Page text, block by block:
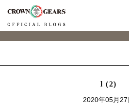
l (2)
2020年05月27